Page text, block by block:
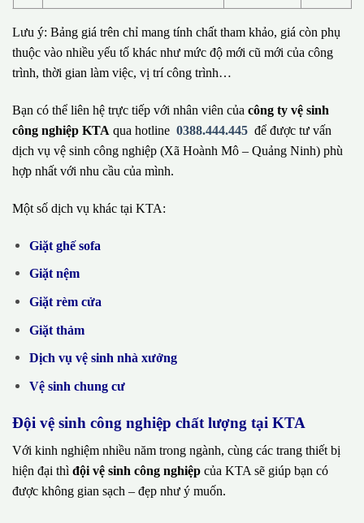
Lưu ý: Bảng giá trên chỉ mang tính chất tham khảo, giá còn phụ
thuộc vào nhiều yếu tố khác như mức độ mới cũ mới của công
trình, thời gian làm việc, vị trí công trình…
Bạn có thể liên hệ trực tiếp với nhân viên của công ty vệ sinh
công nghiệp KTA qua hotline 0388.444.445 để được tư vấn
dịch vụ vệ sinh công nghiệp (Xã Hoành Mô – Quảng Ninh) phù
hợp nhất với nhu cầu của mình.
Một số dịch vụ khác tại KTA:
Giặt ghế sofa
Giặt nệm
Giặt rèm cửa
Giặt thảm
Dịch vụ vệ sinh nhà xưởng
Vệ sinh chung cư
Đội vệ sinh công nghiệp chất lượng tại KTA
Với kinh nghiệm nhiều năm trong ngành, cùng các trang thiết bị
hiện đại thì đội vệ sinh công nghiệp của KTA sẽ giúp bạn có
được không gian sạch – đẹp như ý muốn.